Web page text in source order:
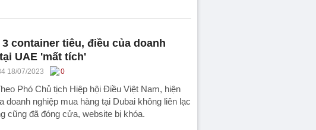
container tiêu, điều của doanh
UAE 'mất tích'
18/07/2023 0
Phó Chủ tịch Hiệp hội Điều Việt Nam, hiện
doanh nghiệp mua hàng tại Dubai không liên lạc
cũng đã đóng cửa, website bị khóa.